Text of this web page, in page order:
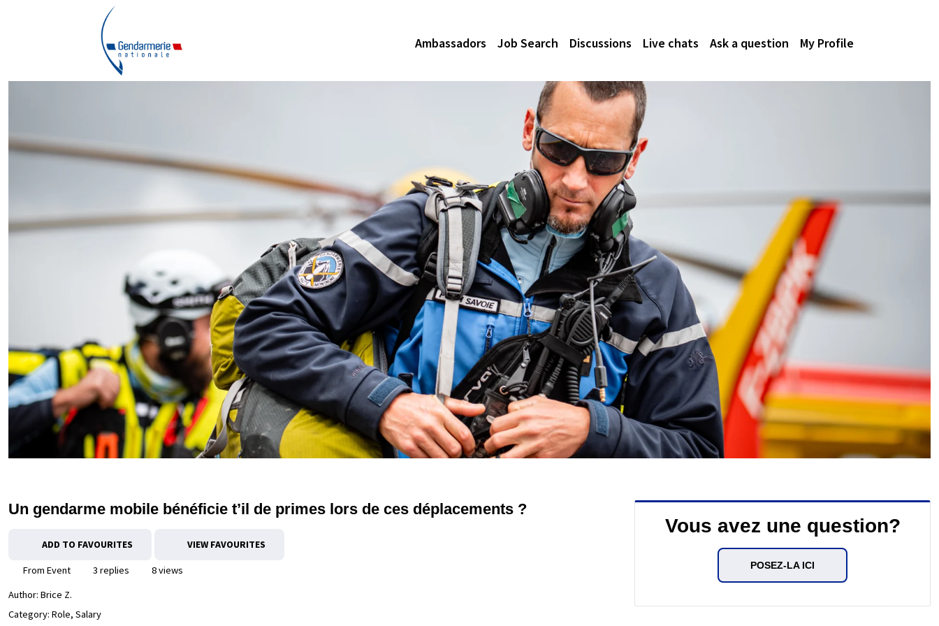
Ambassadors Job Search Discussions Live chats Ask a question My Profile
Un gendarme mobile bénéficie t’il de primes lors de ces déplacements ?
ADD TO FAVOURITES VIEW FAVOURITES
From Event 3 replies
8 views
Author: Brice Z.
Category: Role, Salary
Vous avez une question?
POSEZ-LA ICI